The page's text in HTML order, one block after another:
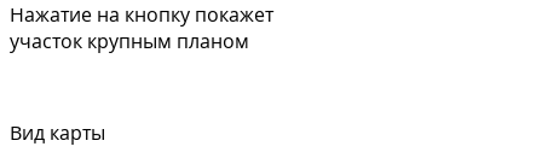
Нажатие на кнопку покажет
участок крупным планом
Вид карты